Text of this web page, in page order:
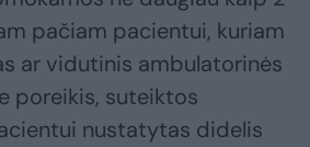
pačiam pacientui, kuriam
ar vidutinis ambulatorinės
poreikis, suteiktos
nustatytas didelis